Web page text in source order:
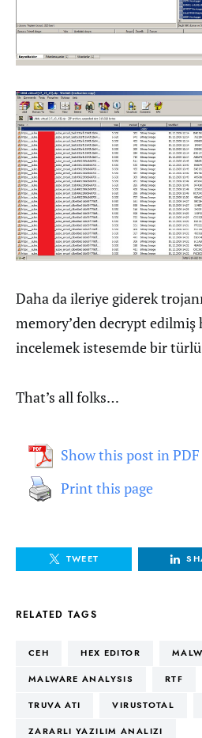
Daha da ileriye giderek
memory’den decrypt
incelemek istesemde bir türlü
That’s all folks…
Show this post in
Print this page
TWEET
RELATED TAGS
CEH HEX EDITOR
MALWARE ANALYSIS RTF
TRUVA ATI VIRUSTOTAL
ZARARLI YAZILIM ANALIZI